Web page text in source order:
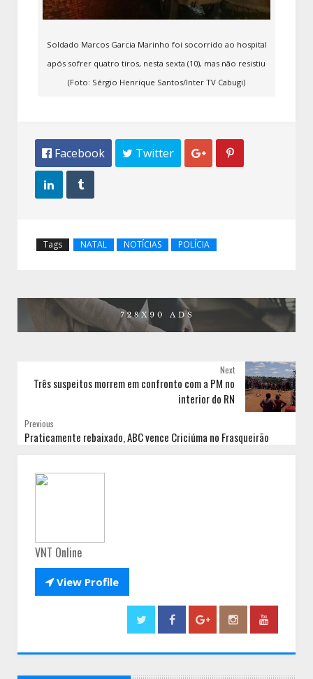
Soldado Marcos Garcia Marinho foi socorrido ao hospital
após sofrer quatro tiros, nesta sexta (10), mas não resistiu
(Foto: Sérgio Henrique Santos/Inter TV Cabugi)
 Facebook  Twitter  
 
Tags NATAL NOTÍCIAS POLÍCIA
Next
Três suspeitos morrem em confronto com a PM no
interior do RN
Previous
Praticamente rebaixado, ABC vence Criciúma no Frasqueirão
VNT Online
View Profile